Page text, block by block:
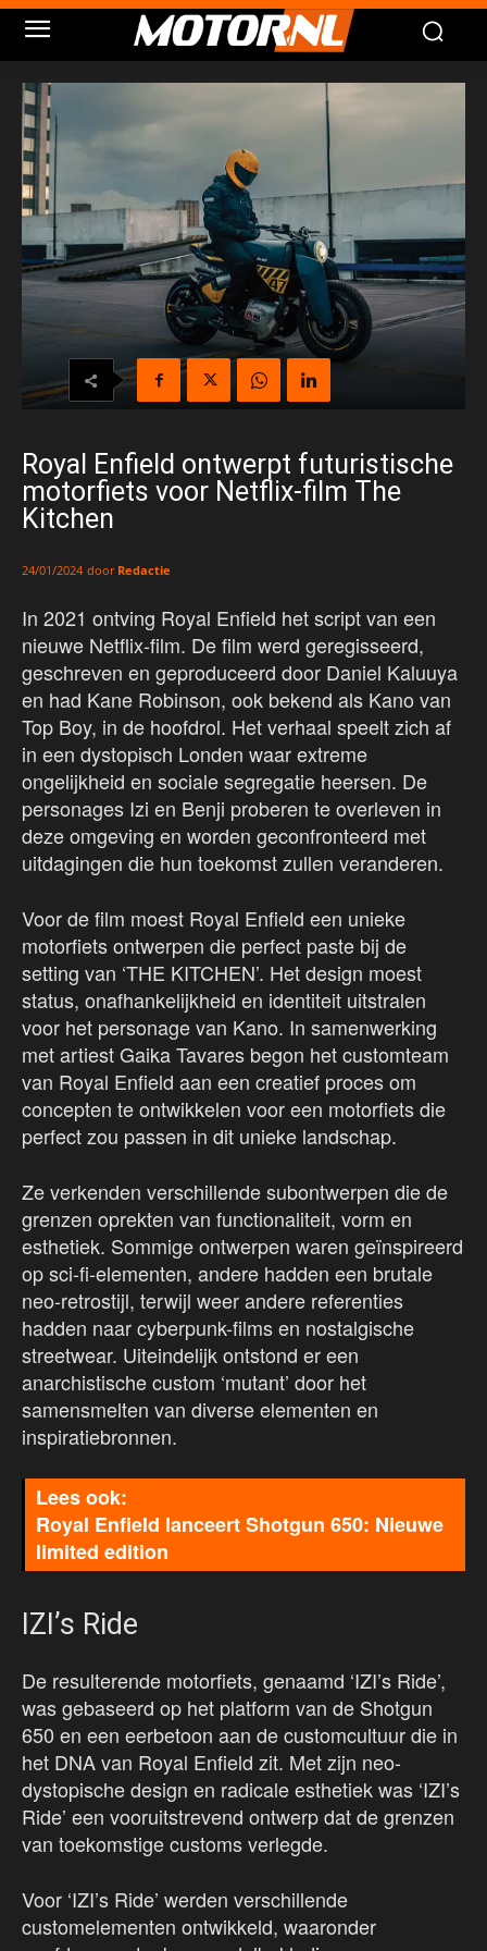
Royal Enfield ontwerpt futuristische
motorfiets voor Netflix-film The
Kitchen
24/01/2024 door Redactie
In 2021 ontving Royal Enfield het script van een
nieuwe Netflix-film. De film werd geregisseerd,
geschreven en geproduceerd door Daniel Kaluuya
en had Kane Robinson, ook bekend als Kano van
Top Boy, in de hoofdrol. Het verhaal speelt zich af
in een dystopisch Londen waar extreme
ongelijkheid en sociale segregatie heersen. De
personages Izi en Benji proberen te overleven in
deze omgeving en worden geconfronteerd met
uitdagingen die hun toekomst zullen veranderen.
Voor de film moest Royal Enfield een unieke
motorfiets ontwerpen die perfect paste bij de
setting van ‘THE KITCHEN’. Het design moest
status, onafhankelijkheid en identiteit uitstralen
voor het personage van Kano. In samenwerking
met artiest Gaika Tavares begon het customteam
van Royal Enfield aan een creatief proces om
concepten te ontwikkelen voor een motorfiets die
perfect zou passen in dit unieke landschap.
Ze verkenden verschillende subontwerpen die de
grenzen oprekten van functionaliteit, vorm en
esthetiek. Sommige ontwerpen waren geïnspireerd
op sci-fi-elementen, andere hadden een brutale
neo-retrostijl, terwijl weer andere referenties
hadden naar cyberpunk-films en nostalgische
streetwear. Uiteindelijk ontstond er een
anarchistische custom ‘mutant’ door het
samensmelten van diverse elementen en
inspiratiebronnen.
Royal Enfield lanceert Shotgun 650: Nieuwe
limited edition
IZI’s Ride
De resulterende motorfiets, genaamd ‘IZI’s Ride’,
was gebaseerd op het platform van de Shotgun
650 en een eerbetoon aan de customcultuur die in
het DNA van Royal Enfield zit. Met zijn neo-
dystopische design en radicale esthetiek was ‘IZI’s
Ride’ een vooruitstrevend ontwerp dat de grenzen
van toekomstige customs verlegde.
Voor ‘IZI’s Ride’ werden verschillende
customelementen ontwikkeld, waaronder